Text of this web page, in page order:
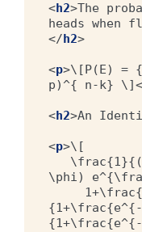
<h2>The
heads
</h2>
<p>\[P(E) =
p)^{ n-k} \]
<h2>An
<p>\[
\phi)